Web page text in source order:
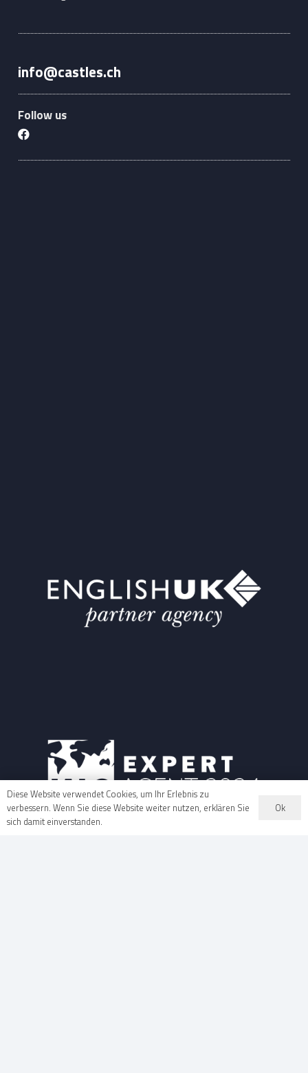
info@castles.ch
Follow us
Diese Website verwendet Cookies, um Ihr Erlebnis zu
verbessern. Wenn Sie diese Website weiter nutzen, erklären Sie
sich damit einverstanden.
Ok